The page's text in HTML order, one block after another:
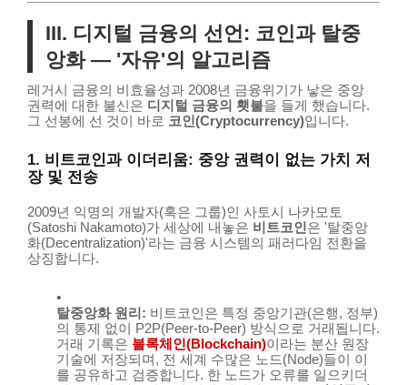
III. 디지털 금융의 선언: 코인과 탈중
앙화 — '자유'의 알고리즘
레거시 금융의 비효율성과 2008년 금융위기가 낳은 중앙
권력에 대한 불신은 디지털 금융의 횃불을 들게 했습니다.
그 선봉에 선 것이 바로 코인(Cryptocurrency)입니다.
1. 비트코인과 이더리움: 중앙 권력이 없는 가치 저
장 및 전송
2009년 익명의 개발자(혹은 그룹)인 사토시 나카모토
(Satoshi Nakamoto)가 세상에 내놓은 비트코인 은 '탈중앙
화(Decentralization)'라는 금융 시스템의 패러다임 전환을
상징합니다.
탈중앙화 원리: 비트코인은 특정 중앙기관(은행, 정부)
의 통제 없이 P2P(Peer-to-Peer) 방식으로 거래됩니다.
거래 기록은 블록체인(Blockchain)이라는 분산 원장
기술에 저장되며, 전 세계 수많은 노드(Node)들이 이
를 공유하고 검증합니다. 한 노드가 오류를 일으키더